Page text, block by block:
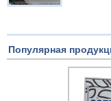
Популярная